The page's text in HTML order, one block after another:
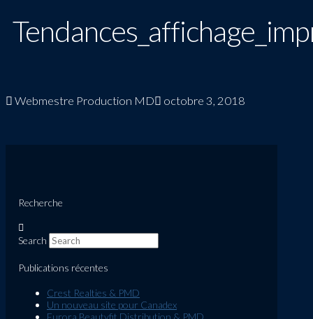
Webmestre Production MD octobre 3, 2018
Recherche
Search
Publications récentes
Crest Realties & PMD
Un nouveau site pour Canadex